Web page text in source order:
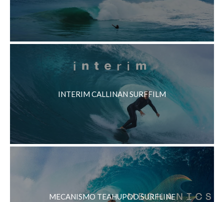
INTERIM CALLINAN SURFFILM
MECANISMO TEAHUPOO SURFLINE